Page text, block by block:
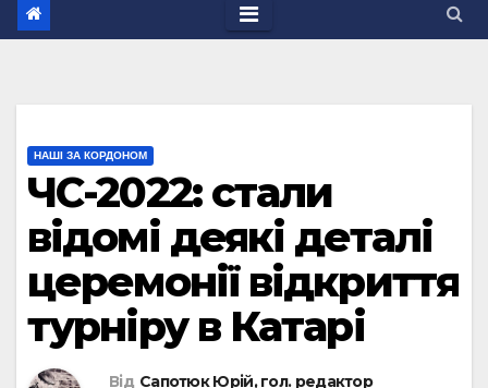
НАШІ ЗА КОРДОНОМ
ЧС-2022: стали
відомі деякі деталі
церемонії відкриття
турніру в Катарі
Від Сапотюк Юрій, гол. редактор